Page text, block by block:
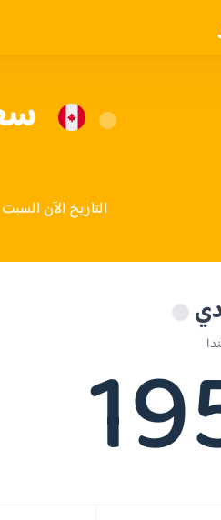
التاريخ الآن السبت 2026-08-08 الساعة 02:42 صباحاً بتوقيت كندا